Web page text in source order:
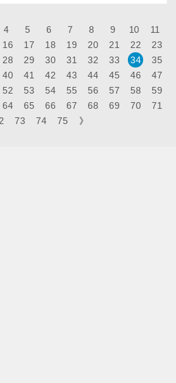
方式。一是纖維囊腫，也 就是超音波
不須進一步作切片檢查；另一情況為
囊腫或 水囊，超音波可以清楚地辨
這只要追蹤或以細針 抽取，確定內
物為液體而非實質腫瘤即可，並不需
；若是良性纖維腺瘤，一般而言，觸
到的腫 瘤即便是惡性，通常亦屬早
，因此未觸摸到的腫瘤 不論是惡性或
性，均不必太過驚慌，可從容接受檢
-cell細胞，增症產生的時間，主要與血
的控制有關加胰島素的分泌，降低病患
島素的，血糖控制愈好，併發症出現
間愈抗性，以使更多的胰島素可以進
走不動，人生絕對會從彩色變黑白，畢
，退休後卻發現兩腿竟不靈光，頓時
少了一半的樂趣。
4 5 6 7 8 9 10
11
16 17 18 19 20 21 22
23
28 29 30 31 32 33 34
35
40 41 42 43 44 45 46
47
52 53 54 55 56 57 58
59
64 65 66 67 68 69 70
71
73 74 75 》